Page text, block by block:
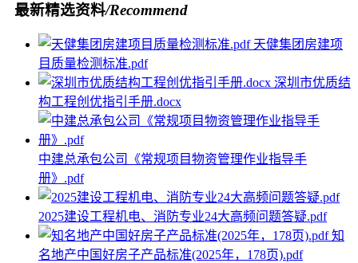
最新精选资料/Recommend
天健集团房建项
目质量检测标准.pdf
深圳市优质结
构工程创优指引手册.docx
中建总承包公司《常规项目物资管理作业指导手
册》.pdf
2025建设工程机电、消防专业24大高频问题答疑.pdf
知
名地产中国好房子产品标准(2025年，178页).pdf